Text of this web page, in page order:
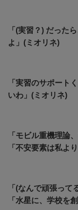
「(実習？) だった
よ」(ミオリネ)
「実習のサポート
いわ」(ミオリネ)
「モビル重機理論
「不安要素は私よ
「(なんで頑張って
「水星に、学校を